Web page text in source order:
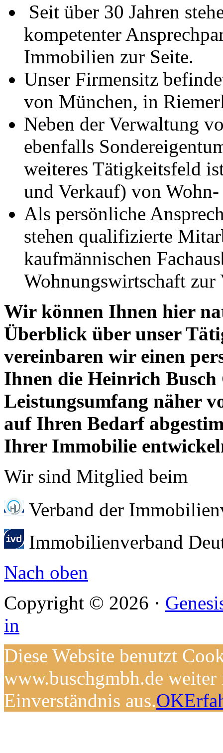
Seit über 30 Jahren
kompetenter
Immobilien zur Seite.
Unser Firmensitz
von München, in
Neben der Verwaltung
ebenfalls
weiteres Tätigkeitsfeld
und Verkauf) von
Als persönliche
stehen qualifizierte
kaufmännischen
Wohnungswirtschaft zur
Wir können Ihnen hier
Überblick über unser
vereinbaren wir einen
Ihnen die Heinrich
Leistungsumfang näher
auf Ihren Bedarf
Ihrer Immobilie
Wir sind Mitglied beim
Verband der
Immobilienverband
Nach oben
Copyright © 2026 ·
in
Diese Website benutzt
www.buschgmbh.de
Einverständnis aus.OK